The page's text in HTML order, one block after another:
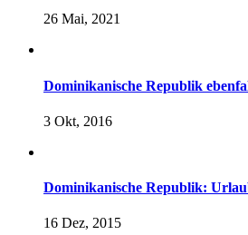
26 Mai, 2021
Dominikanische Republik
3 Okt, 2016
Dominikanische Republik:
16 Dez, 2015